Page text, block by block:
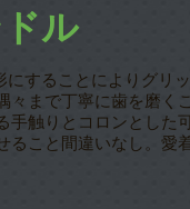
ル
することによりグリッ
々まで丁寧に歯を磨く
手触りとコロンとした
ること間違いなし。愛